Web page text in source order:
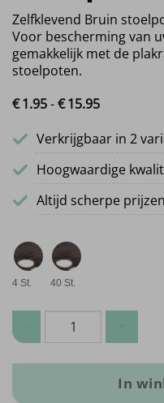
Zelfklevend Bruin
Voor bescherming van
gemakkelijk met de
stoelpoten.
€1.95-€15.95
Verkrijgbaar in 2
Hoogwaardige
Altijd scherpe prijzen
4 St. 40 St.
Stoelpootvilt aantal
In